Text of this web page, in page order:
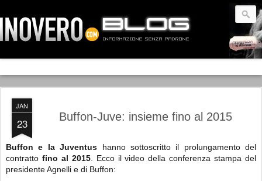
JAN
23 Buffon-Juve: insieme fino al 2015
Buffon e la Juventus hanno sottoscritto il prolungamento del
contratto fino al 2015. Ecco il video della conferenza stampa del
presidente Agnelli e di Buffon: